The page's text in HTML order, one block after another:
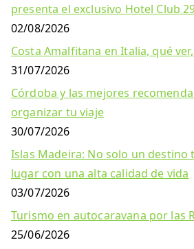
presenta el exclusivo Hotel Club
02/08/2026
Costa Amalfitana en Italia, qué
31/07/2026
Córdoba y las mejores
organizar tu viaje
30/07/2026
Islas Madeira: No solo un destino
lugar con una alta calidad de vida
03/07/2026
Turismo en autocaravana por las
25/06/2026